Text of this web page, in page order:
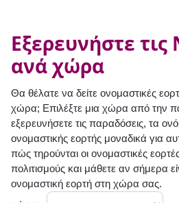
Εξερευνήστε
ανά χώρα
Θα θέλατε να δείτε ονομαστικές
χώρα; Επιλέξτε μια χώρα από την
εξερευνήσετε τις παραδόσεις, τα
ονομαστικής εορτής μοναδικά για
πώς τηρούνται οι ονομαστικές
πολιτισμούς και μάθετε αν σήμερα
ονομαστική εορτή στη χώρα σας.